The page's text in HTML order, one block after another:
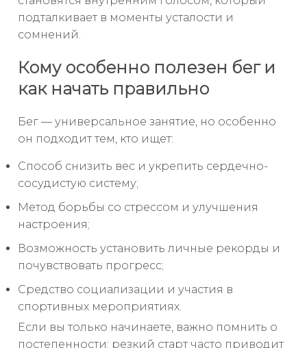
подталкивает в моменты усталости и
сомнений.
Кому особенно полезен бег и
как начать правильно
Бег — универсальное занятие, но особенно
он подходит тем, кто ищет:
Способ снизить вес и укрепить сердечно-
сосудистую систему;
Метод борьбы со стрессом и улучшения
настроения;
Возможность установить личные рекорды и
почувствовать прогресс;
Средство социализации и участия в
спортивных мероприятиях.
Если вы только начинаете, важно помнить о
постепенности: резкий старт часто приводит